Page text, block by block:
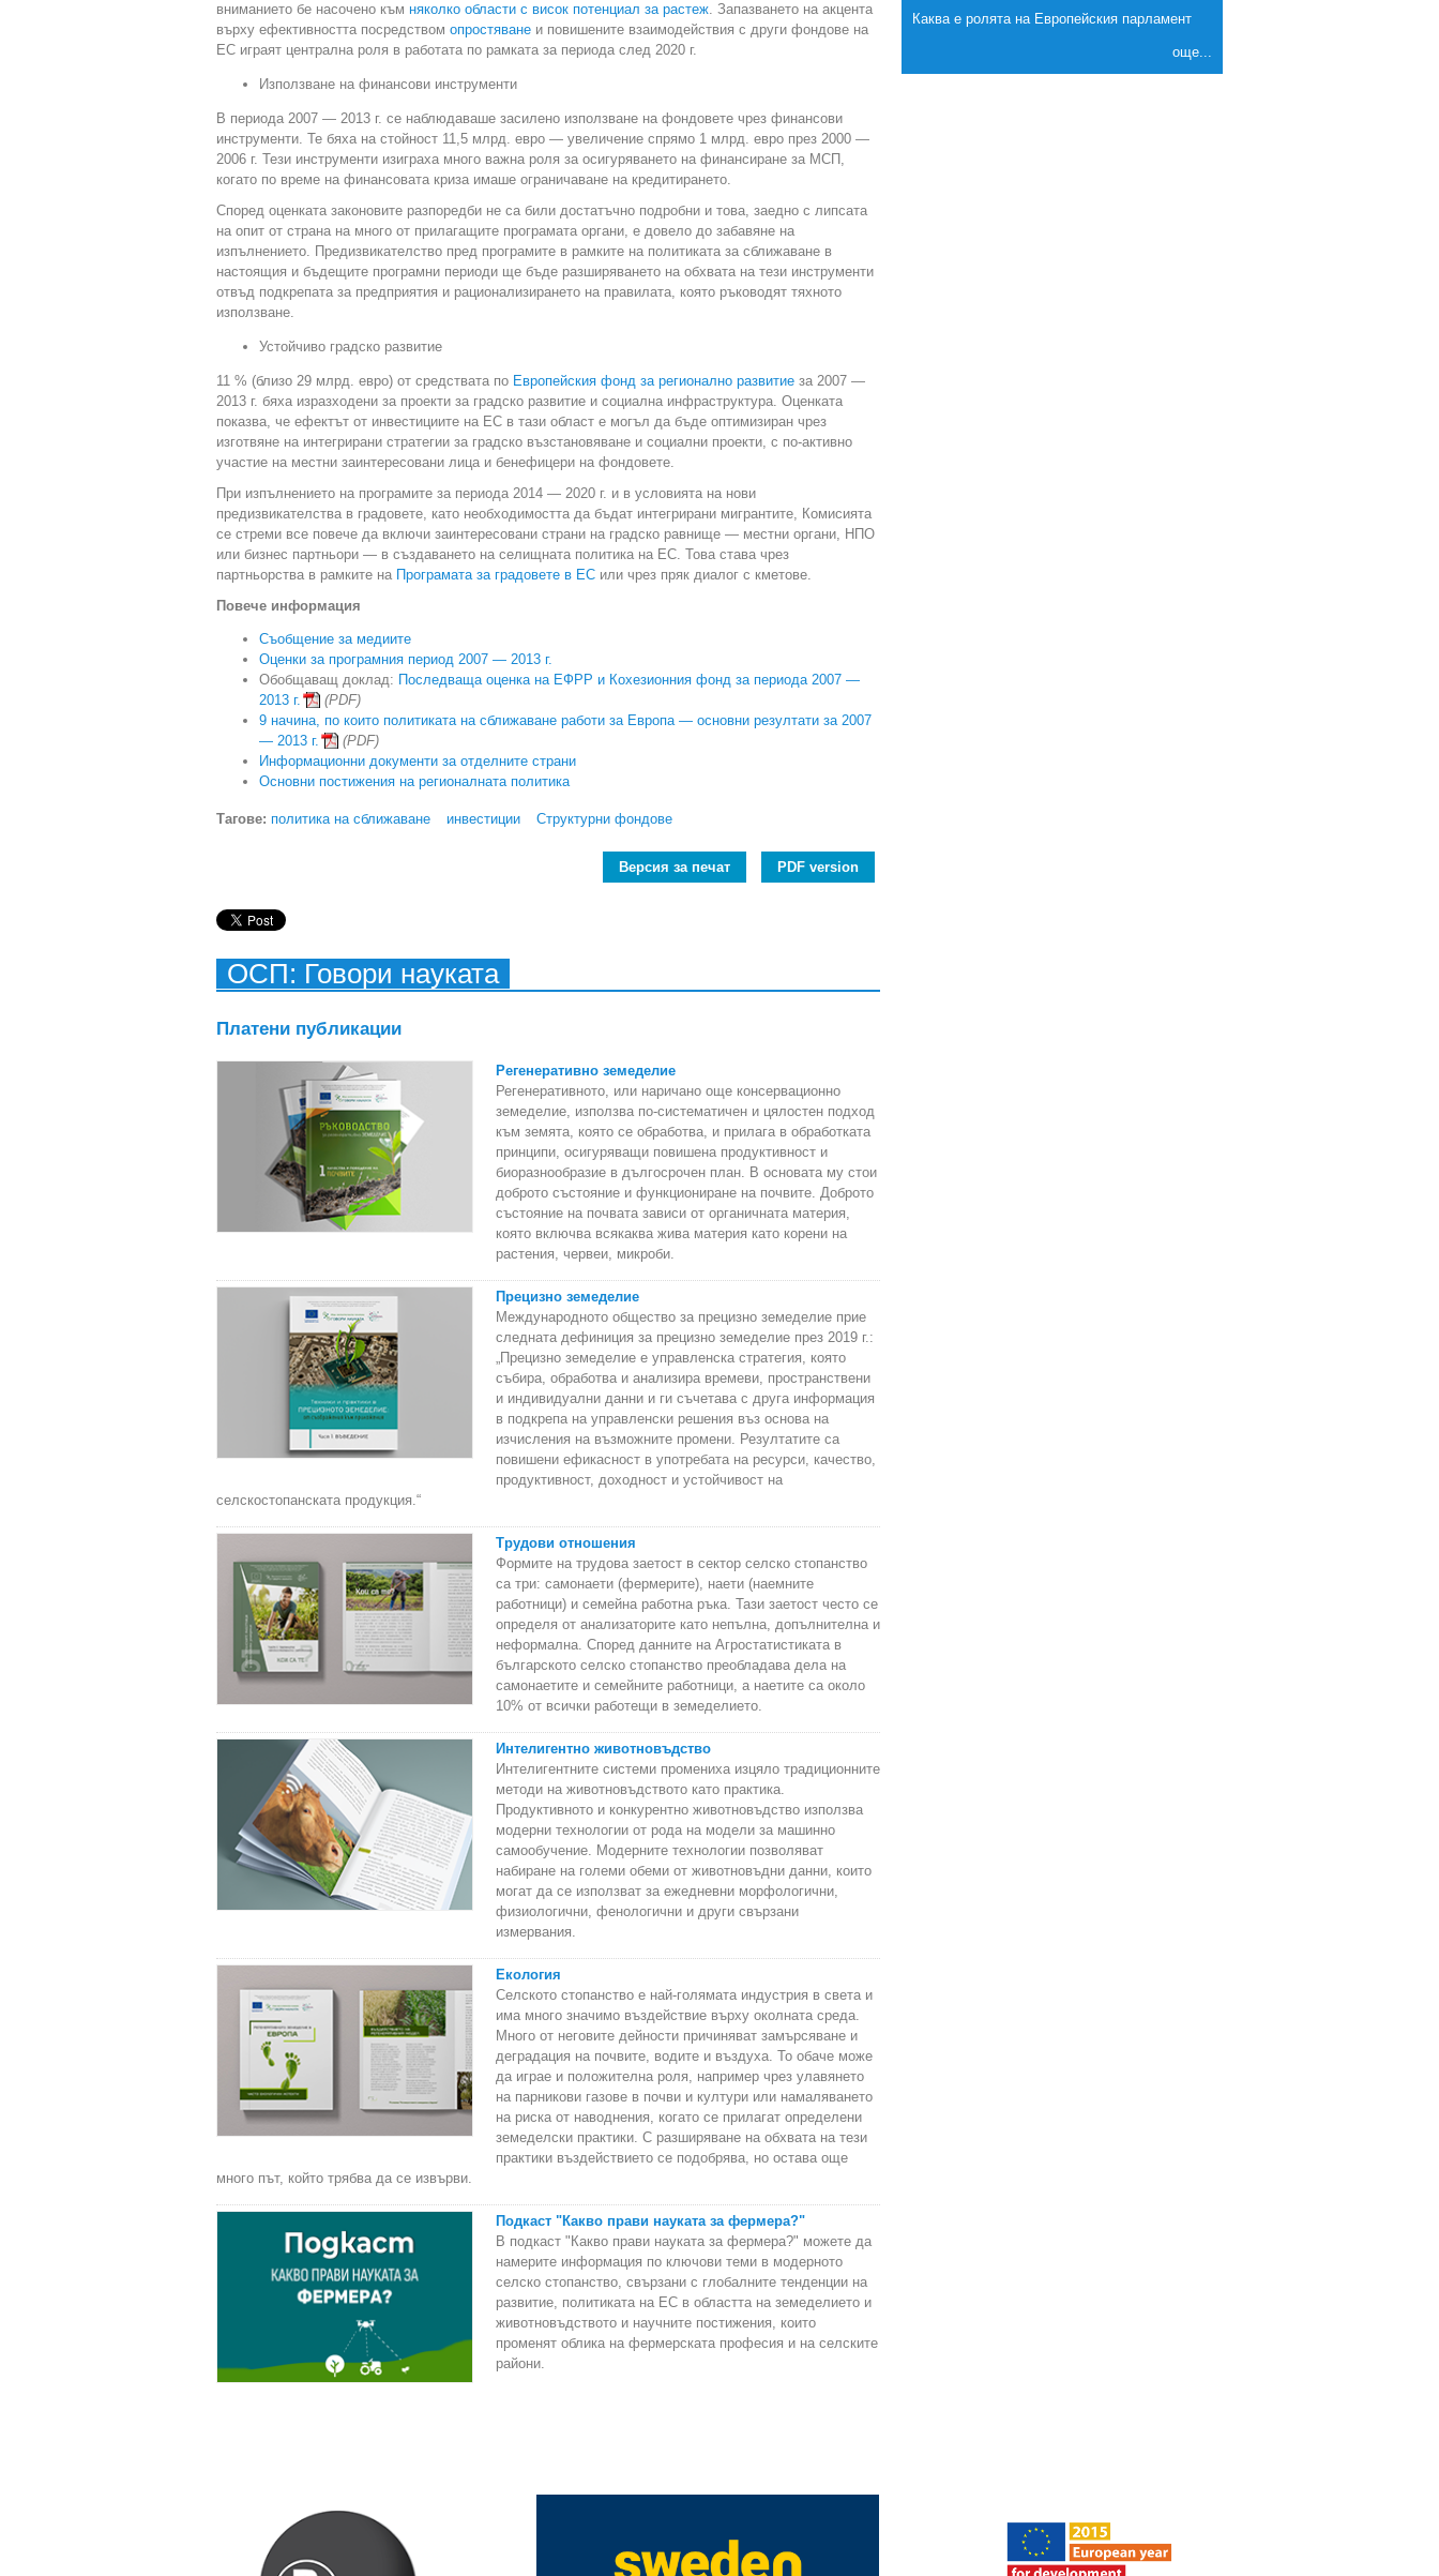
вниманието бе насочено към няколко области с висок потенциал за растеж. Запазването на акцента
върху ефективността посредством опростяване и повишените взаимодействия с други фондове на
ЕС играят централна роля в работата по рамката за периода след 2020 г.
Използване на финансови инструменти
В периода 2007 — 2013 г. се наблюдаваше засилено използване на фондовете чрез финансови
инструменти. Те бяха на стойност 11,5 млрд. евро — увеличение спрямо 1 млрд. евро през 2000 —
2006 г. Тези инструменти изиграха много важна роля за осигуряването на финансиране за МСП,
когато по време на финансовата криза имаше ограничаване на кредитирането.
Според оценката законовите разпоредби не са били достатъчно подробни и това, заедно с липсата
на опит от страна на много от прилагащите програмата органи, е довело до забавяне на
изпълнението. Предизвикателство пред програмите в рамките на политиката за сближаване в
настоящия и бъдещите програмни периоди ще бъде разширяването на обхвата на тези инструменти
отвъд подкрепата за предприятия и рационализирането на правилата, която ръководят тяхното
използване.
Устойчиво градско развитие
11 % (близо 29 млрд. евро) от средствата по Европейския фонд за регионално развитие за 2007 —
2013 г. бяха изразходени за проекти за градско развитие и социална инфраструктура. Оценката
показва, че ефектът от инвестициите на ЕС в тази област е могъл да бъде оптимизиран чрез
изготвяне на интегрирани стратегии за градско възстановяване и социални проекти, с по-активно
участие на местни заинтересовани лица и бенефицери на фондовете.
При изпълнението на програмите за периода 2014 — 2020 г. и в условията на нови
предизвикателства в градовете, като необходимостта да бъдат интегрирани мигрантите, Комисията
се стреми все повече да включи заинтересовани страни на градско равнище — местни органи, НПО
или бизнес партньори — в създаването на селищната политика на ЕС. Това става чрез
партньорства в рамките на Програмата за градовете в ЕС или чрез пряк диалог с кметове.
Повече информация
Съобщение за медиите
Оценки за програмния период 2007 — 2013 г.
Обобщаващ доклад: Последваща оценка на ЕФРР и Кохезионния фонд за периода 2007 —
2013 г.
(PDF)
9 начина, по които политиката на сближаване работи за Европа — основни резултати за 2007
— 2013 г.
(PDF)
Информационни документи за отделните страни
Основни постижения на регионалната политика
Тагове: политика на сближаване инвестиции Структурни фондове
Версия за печат PDF version
ОСП: Говори науката
Платени публикации
Регенеративно земеделие
Регенеративното, или наричано още консервационно
земеделие, използва по-систематичен и цялостен подход
към земята, която се обработва, и прилага в обработката
принципи, осигуряващи повишена продуктивност и
биоразнообразие в дългосрочен план. В основата му стои
доброто състояние и функциониране на почвите. Доброто
състояние на почвата зависи от органичната материя,
която включва всякаква жива материя като корени на
растения, червеи, микроби.
Прецизно земеделие
Международното общество за прецизно земеделие прие
следната дефиниция за прецизно земеделие през 2019 г.:
„Прецизно земеделие е управленска стратегия, която
събира, обработва и анализира времеви, пространствени
и индивидуални данни и ги съчетава с друга информация
в подкрепа на управленски решения въз основа на
изчисления на възможните промени. Резултатите са
повишени ефикасност в употребата на ресурси, качество,
продуктивност, доходност и устойчивост на
селскостопанската продукция.“
Трудови отношения
Формите на трудова заетост в сектор селско стопанство
са три: самонаети (фермерите), наети (наемните
работници) и семейна работна ръка. Тази заетост често се
определя от анализаторите като непълна, допълнителна и
неформална. Според данните на Агростатистиката в
българското селско стопанство преобладава дела на
самонаетите и семейните работници, а наетите са около
10% от всички работещи в земеделието.
Интелигентно животновъдство
Интелигентните системи промениха изцяло традиционните
методи на животновъдството като практика.
Продуктивното и конкурентно животновъдство използва
модерни технологии от рода на модели за машинно
самообучение. Модерните технологии позволяват
набиране на големи обеми от животновъдни данни, които
могат да се използват за ежедневни морфологични,
физиологични, фенологични и други свързани
измервания.
Екология
Селското стопанство е най-голямата индустрия в света и
има много значимо въздействие върху околната среда.
Много от неговите дейности причиняват замърсяване и
деградация на почвите, водите и въздуха. То обаче може
да играе и положителна роля, например чрез улавянето
на парникови газове в почви и култури или намаляването
на риска от наводнения, когато се прилагат определени
земеделски практики. С разширяване на обхвата на тези
практики въздействието се подобрява, но остава още
много път, който трябва да се извърви.
Подкаст "Какво прави науката за фермера?"
В подкаст "Какво прави науката за фермера?" можете да
намерите информация по ключови теми в модерното
селско стопанство, свързани с глобалните тенденции на
развитие, политиката на ЕС в областта на земеделието и
животновъдството и научните постижения, които
променят облика на фермерската професия и на селските
райони.
Каква е ролята на Европейския парламент
още...